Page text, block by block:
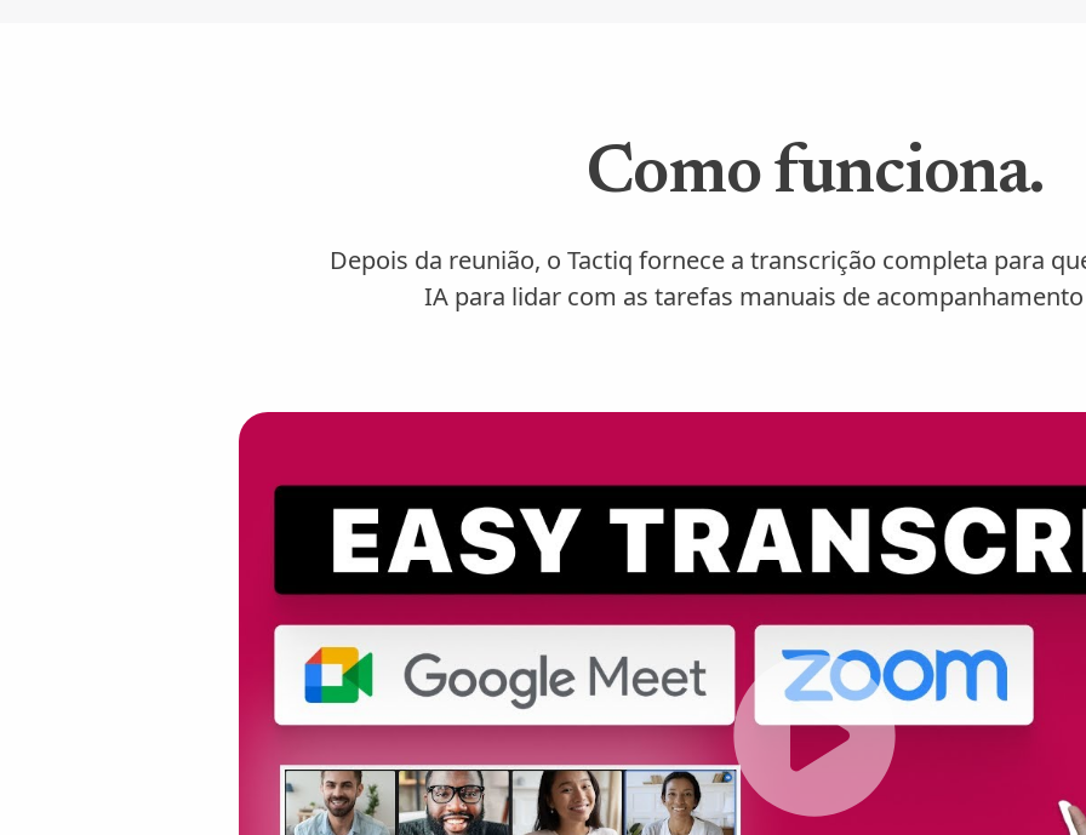
Como funciona.
Depois da reunião, o Tactiq fornece a transcrição completa para
IA para lidar com as tarefas manuais de